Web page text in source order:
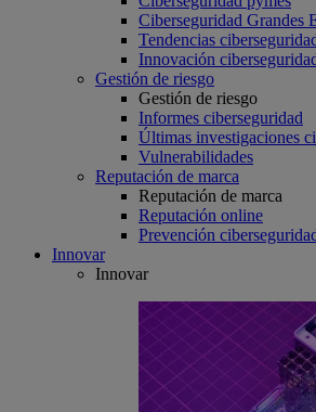
Ciberseguridad Grandes
Tendencias
Innovación
Gestión de riesgo
Gestión de riesgo
Informes ciberseguridad
Últimas investigaciones
Vulnerabilidades
Reputación de marca
Reputación de marca
Reputación online
Prevención
Innovar
Innovar